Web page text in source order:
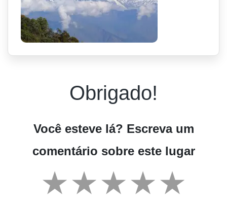
Obrigado!
Você esteve lá? Escreva um
comentário sobre este lugar